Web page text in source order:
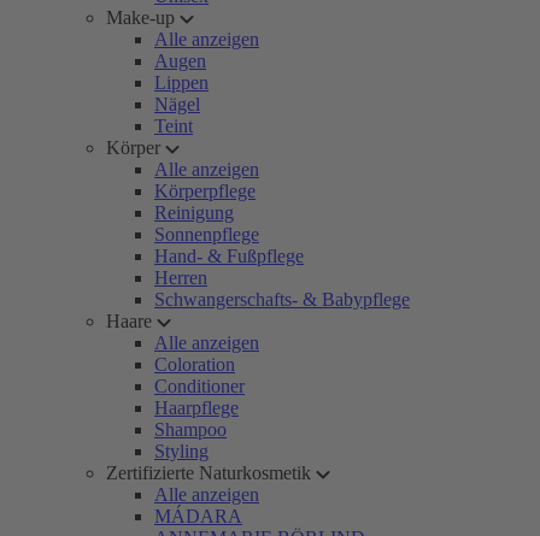
Make-up
Alle anzeigen
Augen
Lippen
Nägel
Teint
Körper
Alle anzeigen
Körperpflege
Reinigung
Sonnenpflege
Hand- & Fußpflege
Herren
Schwangerschafts- & Babypflege
Haare
Alle anzeigen
Coloration
Conditioner
Haarpflege
Shampoo
Styling
Zertifizierte Naturkosmetik
Alle anzeigen
MÁDARA